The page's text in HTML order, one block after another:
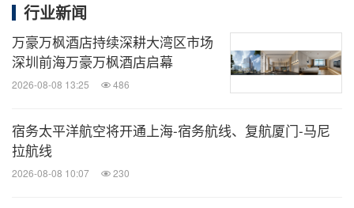
有关Brand USA的更多信息，请访问
om。 美国旅行灵感及行程规划资源，请访问Americ
atheBeautiful.com。
编者注
Brand USA的新闻资料包，包括高清照片，可在
获取。
行业新闻
万豪万枫酒店持续深耕大湾区市场
深圳前海万豪万枫酒店启幕
2026-08-08 13:25 486
宿务太平洋航空将开通上海-宿务航线、复航厦门-马尼
拉航线
2026-08-08 10:07 230